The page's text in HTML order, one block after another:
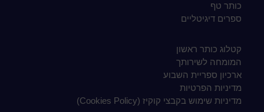
כותר טף
ספרים דיגיטליים
קטלוג כותר ראשון
המומחה לשירותך
ארכיון ספריית השבוע
מדיניות הפרטיות
מדיניות שימוש בקבצי קוקיז (Cookies Policy)